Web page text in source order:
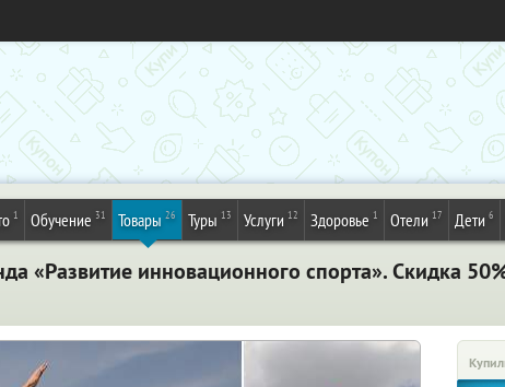
1 Обучение 31 Товары 26 Туры 13 Услуги 12 Здоровье 1 Отели 17 Дети 6
«Развитие инновационного спорта». Скидка